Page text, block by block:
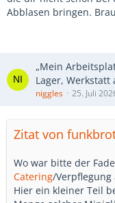
Abblasen bringen.
„Mein
Lager, Werkstatt
niggles 25. Juli
Zitat von
Wo war bitte der
Catering/Verpflegung
Hier ein kleiner Teil